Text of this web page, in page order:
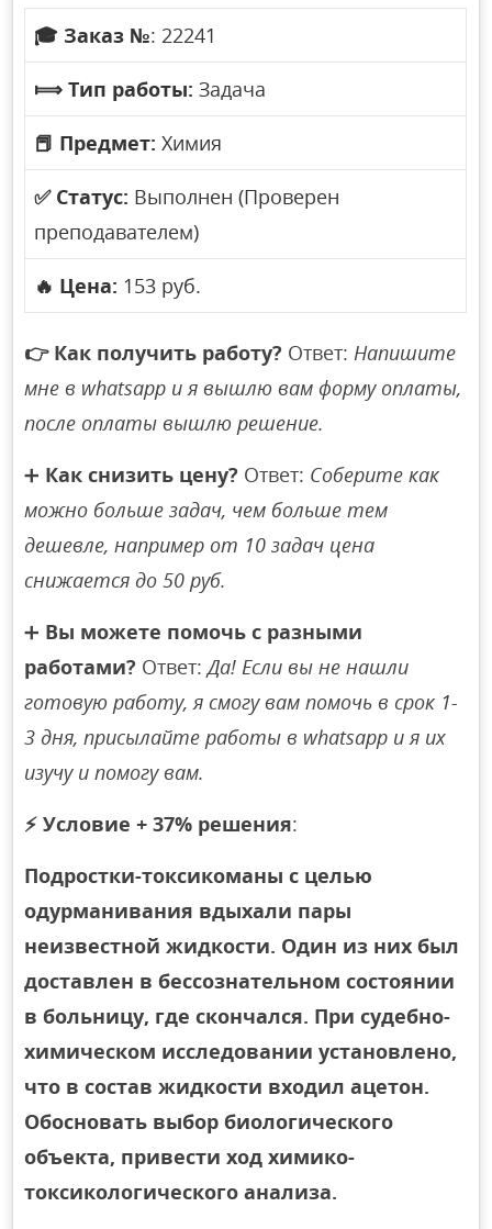
🎓 Заказ №: 22241
⟾ Тип работы: Задача
📕 Предмет: Химия
✅ Статус: Выполнен (Проверен
преподавателем)
🔥 Цена: 153 руб.
👉 Как получить работу? Ответ:Напишите
мне в whatsapp и я вышлю вам форму оплаты,
после оплаты вышлю решение.
➕ Как снизить цену? Ответ: Соберите как
можно больше задач, чем больше тем
дешевле, например от 10 задач цена
снижается до 50 руб.
➕ Вы можете помочь с разными
работами? Ответ:Да! Если вы не нашли
готовую работу, я смогу вам помочь в срок 1-
3 дня, присылайте работы в whatsapp и я их
изучу и помогу вам.
⚡ Условие + 37% решения:
Подростки-токсикоманы с целью
одурманивания вдыхали пары
неизвестной жидкости. Один из них был
доставлен в бессознательном состоянии
в больницу, где скончался. При судебно-
химическом исследовании установлено,
что в состав жидкости входил ацетон.
Обосновать выбор биологического
объекта, привести ход химико-
токсикологического анализа.